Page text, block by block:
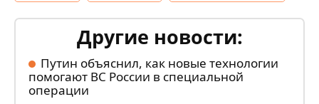
Другие новости:
Путин объяснил, как новые технологии
помогают ВС России в специальной
операции